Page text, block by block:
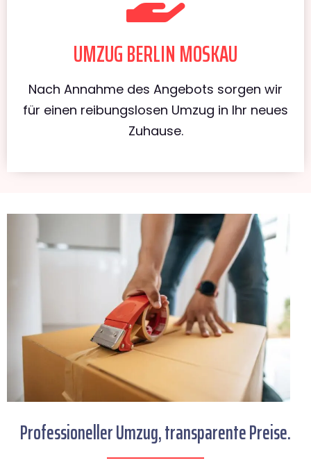
UMZUG BERLIN MOSKAU
Nach Annahme des Angebots sorgen wir
für einen reibungslosen Umzug in Ihr neues
Zuhause.
Professioneller Umzug, transparente Preise.